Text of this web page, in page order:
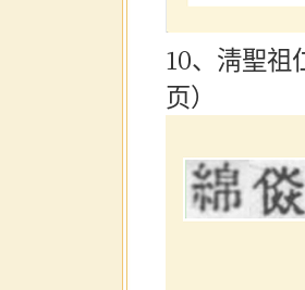
10、淸聖祖
页）